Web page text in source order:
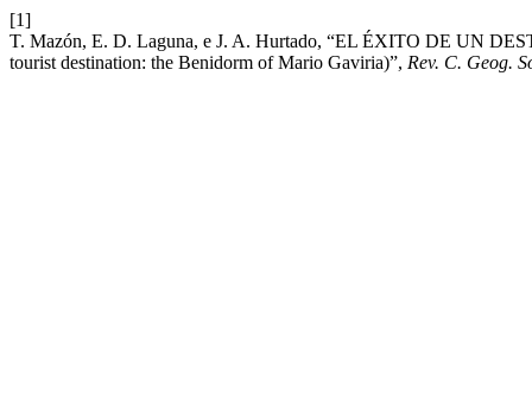
[1]
T. Mazón, E. D. Laguna, e J. A. Hurtado, “EL ÉXITO DE UN
tourist destination: the Benidorm of Mario Gaviria)”, Rev. C. Geog.